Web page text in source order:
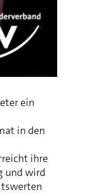
ein
in den
ihre
und wird